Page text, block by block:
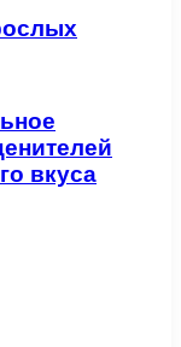
вкуса